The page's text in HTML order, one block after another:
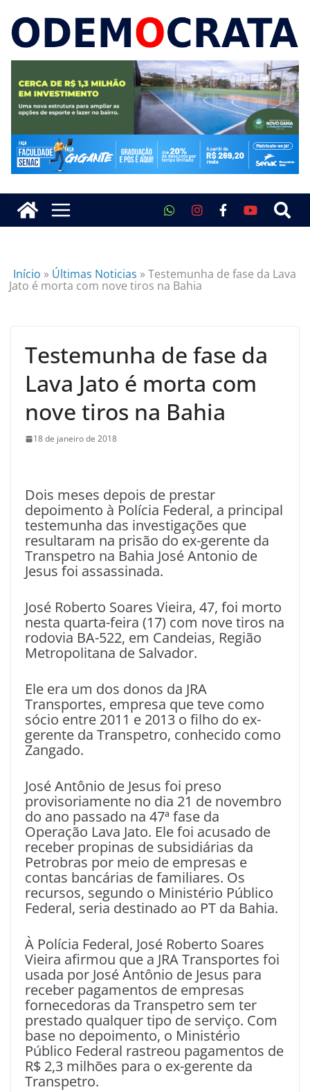
Início » Últimas Noticias »Testemunha de fase da Lava
Jato é morta com nove tiros na Bahia
Testemunha de fase da
Lava Jato é morta com
nove tiros na Bahia
18 de janeiro de 2018
Dois meses depois de prestar
depoimento à Polícia Federal, a principal
testemunha das investigações que
resultaram na prisão do ex-gerente da
Transpetro na Bahia José Antonio de
Jesus foi assassinada.
José Roberto Soares Vieira, 47, foi morto
nesta quarta-feira (17) com nove tiros na
rodovia BA-522, em Candeias, Região
Metropolitana de Salvador.
Ele era um dos donos da JRA
Transportes, empresa que teve como
sócio entre 2011 e 2013 o filho do ex-
gerente da Transpetro, conhecido como
Zangado.
José Antônio de Jesus foi preso
provisoriamente no dia 21 de novembro
do ano passado na 47ª fase da
Operação Lava Jato. Ele foi acusado de
receber propinas de subsidiárias da
Petrobras por meio de empresas e
contas bancárias de familiares. Os
recursos, segundo o Ministério Público
Federal, seria destinado ao PT da Bahia.
À Polícia Federal, José Roberto Soares
Vieira afirmou que a JRA Transportes foi
usada por José Antônio de Jesus para
receber pagamentos de empresas
fornecedoras da Transpetro sem ter
prestado qualquer tipo de serviço. Com
base no depoimento, o Ministério
Público Federal rastreou pagamentos de
R$ 2,3 milhões para o ex-gerente da
Transpetro.